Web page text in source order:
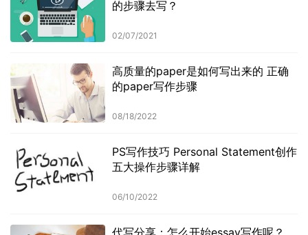
的步骤去写？
02/07/2021
高质量的paper是如何写出来的 正确
的paper写作步骤
08/18/2022
PS写作技巧 Personal Statement创作
五大操作步骤详解
06/10/2022